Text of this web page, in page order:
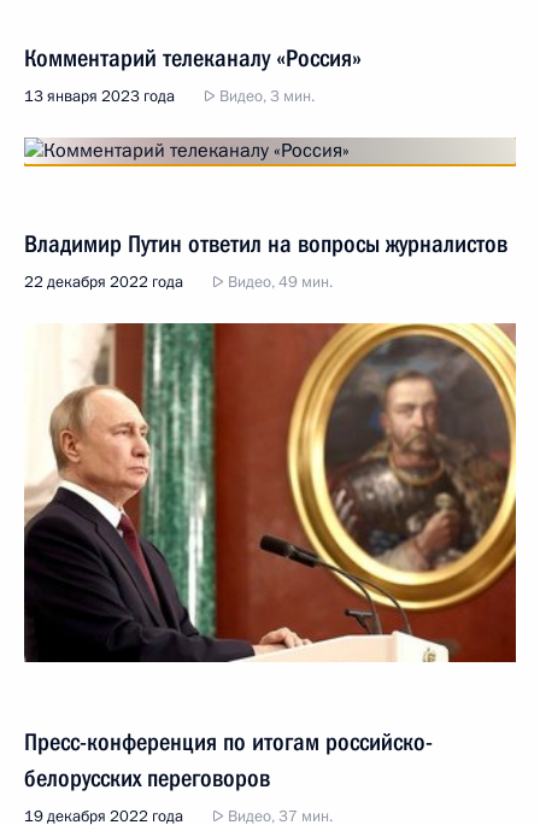
Комментарий телеканалу «Россия»
13 января 2023 года Видео, 3 мин.
Владимир Путин ответил на вопросы журналистов
22 декабря 2022 года Видео, 49 мин.
Пресс-конференция по итогам российско-
белорусских переговоров
19 декабря 2022 года Видео, 37 мин.